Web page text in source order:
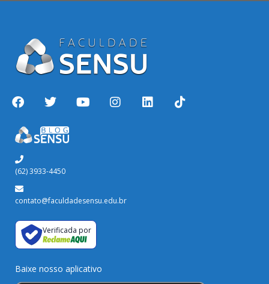
(62) 3933-4450
contato@faculdadesensu.edu.br
Verificada por
Baixe nosso aplicativo